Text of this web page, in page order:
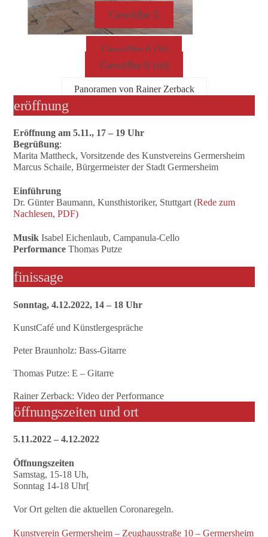
Gewölbe 5
Gewölbe 6 (li)
Gewölbe 6 (re)
Panoramen von Rainer Zerback
eröffnung
Eröffnung am 5.11., 17 – 19 Uhr
Begrüßung:
Marita Mattheck, Vorsitzende des Kunstvereins Germersheim
Marcus Schaile, Bürgermeister der Stadt Germersheim
Einführung
Dr. Günter Baumann, Kunsthistoriker, Stuttgart (Rede zum
Nachlesen, PDF)
Musik Isabel Eichenlaub, Campanula-Cello
Performance Thomas Putze
finissage
Sonntag, 4.12.2022, 14 – 18 Uhr
KunstCafé und Künstlergespräche
Peter Braunholz: Bass-Gitarre
Thomas Putze: E – Gitarre
Rainer Zerback: Video der Performance
öffnungszeiten und ort
5.11.2022 – 4.12.2022
Öffnungszeiten
Samstag, 15-18 Uh,
Sonntag 14-18 Uhr[
Vor Ort gelten die aktuellen Coronaregeln.
Kunstverein Germersheim – Zeughausstraße 10 – Germersheim